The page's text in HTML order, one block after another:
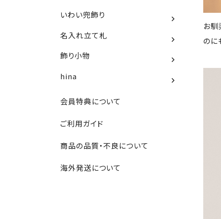
いわい兜飾り
名入れ立て札
飾り小物
hina
会員特典について
ご利用ガイド
商品の品質・不良について
海外発送について
お馴
のに